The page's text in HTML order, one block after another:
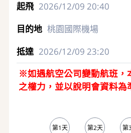
2026/12/09 20:40
桃園國際機場
2026/12/09 23:20
※如遇航空公司變動航班，
之權力，並以說明會資料為
第1天 第2天 第